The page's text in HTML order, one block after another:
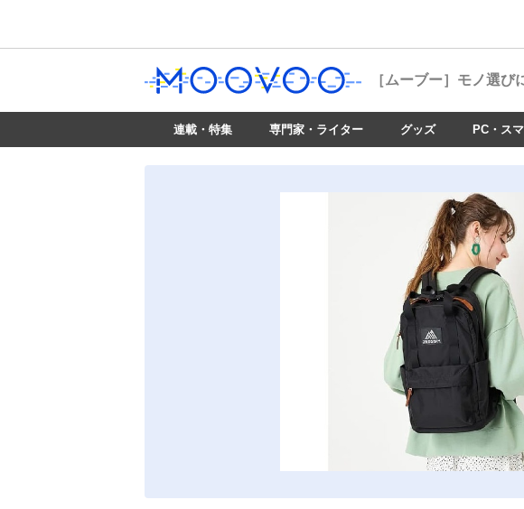
［ムーブー］ モノ選び
連載・特集 専門家・ライター グッズ PC・ス